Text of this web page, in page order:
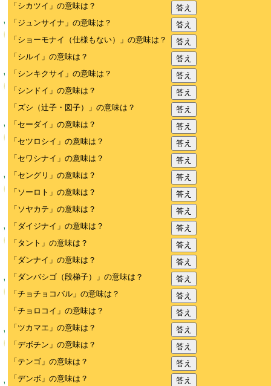
「シカツイ」の意味は？
答え
「ジュンサイナ」の意味は？
答え
「ショーモナイ（仕様もない）」の意味は？
答え
「シルイ」の意味は？
答え
「シンキクサイ」の意味は？
答え
「シンドイ」の意味は？
答え
「ズシ（辻子・図子）」の意味は？
答え
「セーダイ」の意味は？
答え
「セツロシイ」の意味は？
答え
「セワシナイ」の意味は？
答え
「セングリ」の意味は？
答え
「ソーロト」の意味は？
答え
「ソヤカテ」の意味は？
答え
「ダイジナイ」の意味は？
答え
「タント」の意味は？
答え
「ダンナイ」の意味は？
答え
「ダンバシゴ（段梯子）」の意味は？
答え
「チョチョコバル」の意味は？
答え
「チョロコイ」の意味は？
答え
「ツカマエ」の意味は？
答え
「デボチン」の意味は？
答え
「テンゴ」の意味は？
答え
「デンボ」の意味は？
答え